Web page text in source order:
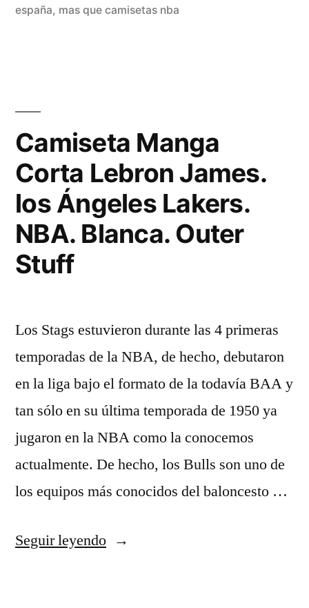
hardwood
españa, mas que camisetas nba
Camiseta Manga
Corta Lebron James.
los Ángeles Lakers.
NBA. Blanca. Outer
Stuff
Los Stags estuvieron durante las 4 primeras
temporadas de la NBA, de hecho, debutaron
en la liga bajo el formato de la todavía BAA y
tan sólo en su última temporada de 1950 ya
jugaron en la NBA como la conocemos
actualmente. De hecho, los Bulls son uno de
los equipos más conocidos del baloncesto …
Seguir leyendo«Camiseta